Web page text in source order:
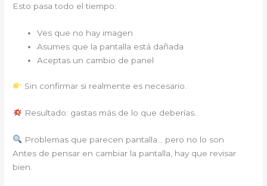
Esto pasa todo el tiempo:
Ves que no hay imagen
Asumes que la pantalla está dañada
Aceptas un cambio de panel
Sin confirmar si realmente es necesario.
Resultado: gastas más de lo que deberías.
Problemas que parecen pantalla… pero no lo son
Antes de pensar en cambiar la pantalla, hay que revisar
bien.